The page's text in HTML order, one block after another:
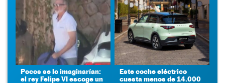
Pocos se lo imaginarían:
el rey Felipe VI escoge un
Este coche eléctrico
cuesta menos de 14.000